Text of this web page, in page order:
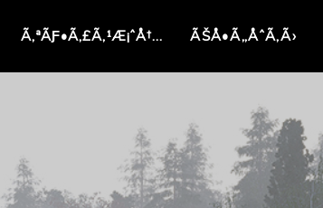
Ã‚ªÃƑ•Ã‚£Ã‚¹Æ¡ˆÅ†… ÃŠÅ•Ã„ÅˆÃ‚Ã›